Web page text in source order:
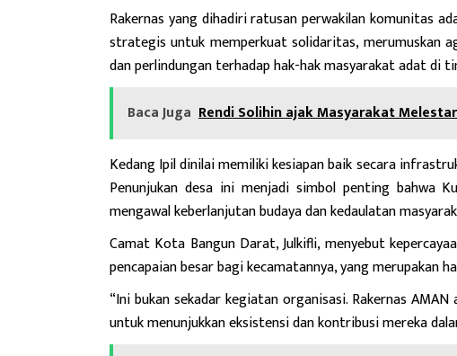
Rakernas yang dihadiri ratusan perwakilan komunitas
strategis untuk memperkuat solidaritas, merumuskan
dan perlindungan terhadap hak-hak masyarakat adat di
Baca Juga Rendi Solihin ajak Masyarakat
Kedang Ipil dinilai memiliki kesiapan baik secara
Penunjukan desa ini menjadi simbol penting bahwa
mengawal keberlanjutan budaya dan kedaulatan
Camat Kota Bangun Darat, Julkifli, menyebut
pencapaian besar bagi kecamatannya, yang merupakan
“Ini bukan sekadar kegiatan organisasi. Rakernas
untuk menunjukkan eksistensi dan kontribusi mereka